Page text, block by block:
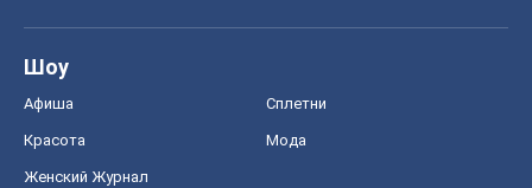
Шоу
Афиша Сплетни
Красота Мода
Женский Журнал